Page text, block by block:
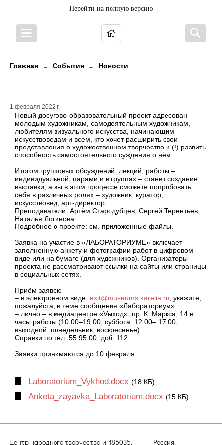
Перейти на полную версию
Главная → События → Новости
1 февраля 2022 г.
Новый досугово-образовательный проект адресован
молодым художникам, самодеятельным художникам,
любителям визуального искусства, начинающим
искусствоведам и всем, кто хочет расширить свои
представления о художественном творчестве и (!) развить
способность самостоятельного суждения о нём.
Итогом групповых обсуждений, лекций, работы –
индивидуальной, парами и в группах – станет создание
выставки, а вы в этом процессе сможете попробовать
себя в различных ролях – художник, куратор,
искусствовед, арт-директор.
Преподаватели: Артём Стародубцев, Сергей Терентьев,
Наталья Логинова.
Подробнее о проекте: см. приложенные файлы.
Заявка на участие в «ЛАБОРАТОРИУМЕ» включает
заполненную анкету и фотографии работ в цифровом
виде или на бумаге (для художников). Организаторы
проекта не рассматривают ссылки на сайты или страницы
в социальных сетях.
Приём заявок:
– в электронном виде: exit@museums.karelia.ru, укажите,
пожалуйста, в теме сообщения «Лабораториум»
– лично – в медиацентре «Vыход», пр. К. Маркса, 14 в
часы работы (10.00–19.00, суббота: 12.00– 17.00,
выходной: понедельник, воскресенье).
Справки по тел. 55 95 00, доб. 112
Заявки принимаются до 10 февраля.
Laboratorium_Vykhod.docx (18 КБ)
Anketa_zayavka_Laboratorium.docx (15 КБ)
Центр народного творчества и 185035, Россия,